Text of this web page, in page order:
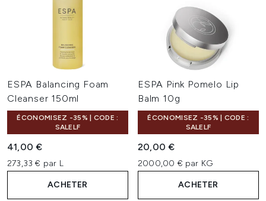
ESPA Balancing Foam
Cleanser 150ml
ÉCONOMISEZ -35% | CODE :
SALELF
41,00 €
273,33 € par L
ACHETER
ESPA Pink Pomelo Lip
Balm 10g
ÉCONOMISEZ -35% | CODE :
SALELF
20,00 €
2000,00 € par KG
ACHETER